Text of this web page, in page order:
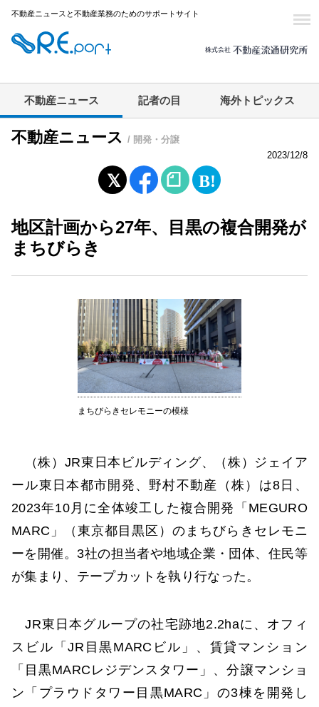
不動産ニュースと不動産業務のためのサポートサイト
不動産ニュース 記者の目 海外トピックス
不動産ニュース / 開発・分譲
2023/12/8
地区計画から27年、目黒の複合開発が
まちびらき
まちびらきセレモニーの模様
（株）JR東日本ビルディング、（株）ジェイア
ール東日本都市開発、野村不動産（株）は8日、
2023年10月に全体竣工した複合開発「MEGURO
MARC」（東京都目黒区）のまちびらきセレモニ
ーを開催。3社の担当者や地域企業・団体、住民等
が集まり、テープカットを執り行なった。
JR東日本グループの社宅跡地2.2haに、オフィ
スビル「JR目黒MARCビル」、賃貸マンション
「目黒MARCレジデンスタワー」、分譲マンショ
ン「プラウドタワー目黒MARC」の3棟を開発し